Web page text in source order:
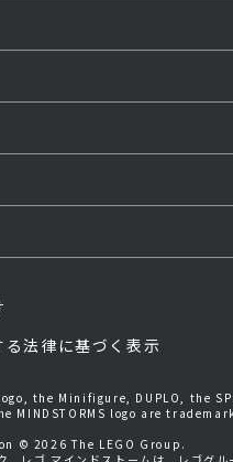
法律に基づく表示
the Minifigure, DUPLO, the
MINDSTORMS logo are
© 2026 The LEGO Group.